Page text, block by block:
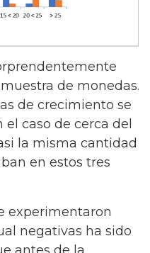
de monedas.
de crecimiento se
caso de cerca del
la misma cantidad
en estos tres
experimentaron
negativas ha sido